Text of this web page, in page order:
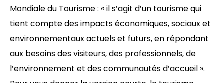
Mondiale du Tourisme : « il s’agit d’un tourisme qui
tient compte des impacts économiques, sociaux et
environnementaux actuels et futurs, en répondant
aux besoins des visiteurs, des professionnels, de
l’environnement et des communautés d’accueil ».